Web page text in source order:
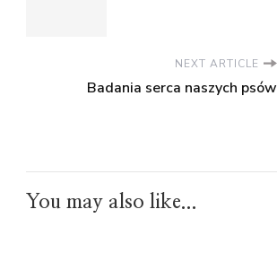
NEXT ARTICLE
Badania serca naszych psów
You may also like...